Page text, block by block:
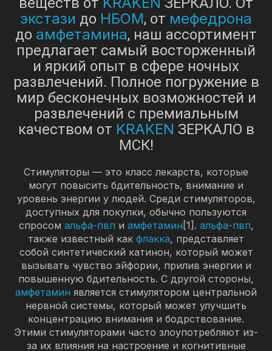
экстази до НБОМ, от мефедрона
до амфетамина, наш ассортимент
предлагает самый восторженный
и яркий опыт в сфере ночных
развлечений. Полное погружение в
мир бесконечных возможностей и
развлечений с премиальным
качеством от KRAKEN ЗЕРКАЛО в
МСК!
Стимуляторы — это класс лекарств, которые
могут повысить бдительность, внимание и
уровень энергии у людей. Среди стимуляторов,
доступных для покупки, обычно пользуются
спросом альфа-пвп и амфетамин [1]. альфа-пвп,
также известный как флакка, представляет
собой синтетический катинон, который может
вызывать чувство эйфории, прилив энергии и
повышенную бдительность. С другой стороны,
амфетамин является стимулятором центральной
нервной системы, который может улучшить
концентрацию внимания и бодрствование.
Этими стимуляторами часто злоупотребляют из-
за их влияния на настроение и когнитивные